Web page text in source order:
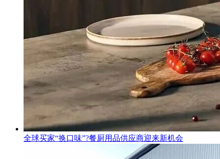
全球买家“换口味”?餐厨用品供应商迎来新机会